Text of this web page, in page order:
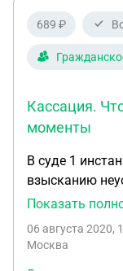
689 ₽
Кассация.
моменты
В суде 1
взысканию
удовлетворен
суд привёл 5 пунктов. В
Показать
06 августа 2020,
Москва